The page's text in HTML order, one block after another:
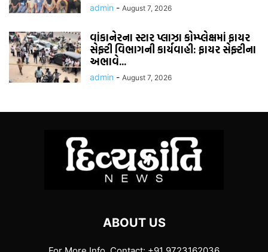
admin - August 7, 2026
વાંકાનેરના સ્ટાર પ્લાઝા કોમ્પ્લેક્ષમાં ફાયર
સેફ્ટી વિભાગની કાર્યવાહી: ફાયર સેફ્ટીના
અભાવે...
admin - August 7, 2026
ABOUT US